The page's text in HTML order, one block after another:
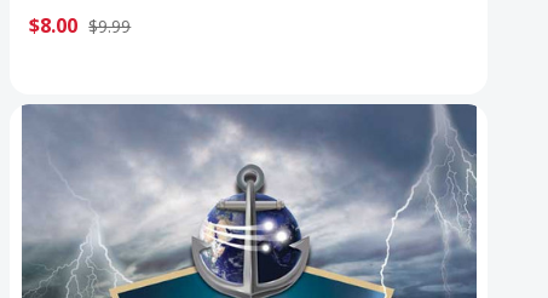
$8.00 $9.99